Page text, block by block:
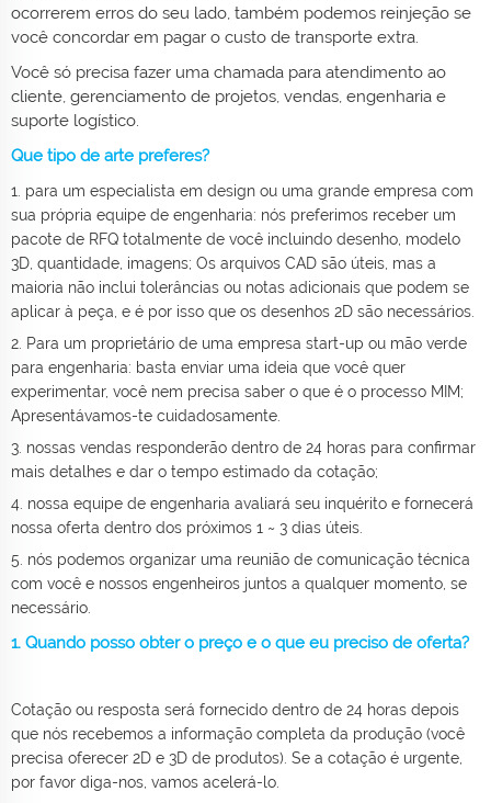
ocorrerem erros do seu lado, também podemos reinjeção se
você concordar em pagar o custo de transporte extra.
Você só precisa fazer uma chamada para atendimento ao
cliente, gerenciamento de projetos, vendas, engenharia e
suporte logístico.
Que tipo de arte preferes?
1. para um especialista em design ou uma grande empresa com
sua própria equipe de engenharia: nós preferimos receber um
pacote de RFQ totalmente de você incluindo desenho, modelo
3D, quantidade, imagens; Os arquivos CAD são úteis, mas a
maioria não inclui tolerâncias ou notas adicionais que podem se
aplicar à peça, e é por isso que os desenhos 2D são necessários.
2. Para um proprietário de uma empresa start-up ou mão verde
para engenharia: basta enviar uma ideia que você quer
experimentar, você nem precisa saber o que é o processo MIM;
Apresentávamos-te cuidadosamente.
3. nossas vendas responderão dentro de 24 horas para confirmar
mais detalhes e dar o tempo estimado da cotação;
4. nossa equipe de engenharia avaliará seu inquérito e fornecerá
nossa oferta dentro dos próximos 1 ~ 3 dias úteis.
5. nós podemos organizar uma reunião de comunicação técnica
com você e nossos engenheiros juntos a qualquer momento, se
necessário.
1. Quando posso obter o preço e o que eu preciso de oferta?
Cotação ou resposta será fornecido dentro de 24 horas depois
que nós recebemos a informação completa da produção (você
precisa oferecer 2D e 3D de produtos). Se a cotação é urgente,
por favor diga-nos, vamos acelerá-lo.